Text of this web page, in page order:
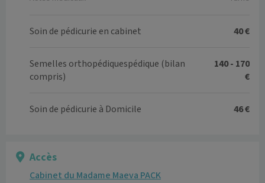
Soin de pédicurie en cabinet 40 €
Semelles orthopédiquespédique (bilan
compris)
140 - 170
€
Soin de pédicurie à Domicile 46 €
Accès
Cabinet du Madame Maeva PACK